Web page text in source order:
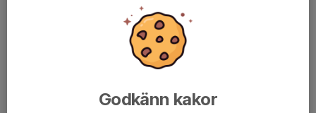
Godkänn kakor